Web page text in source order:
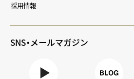
採用情報
SNS・メールマガジン